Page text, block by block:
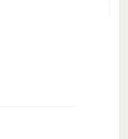
19号219房